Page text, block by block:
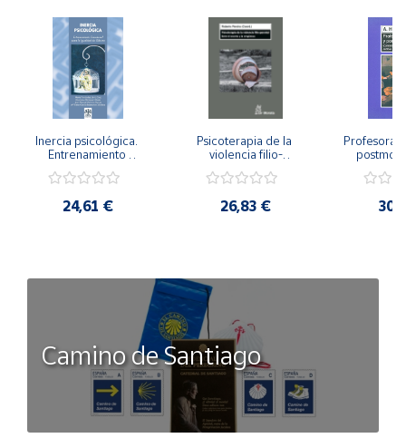
Inercia psicológica.
Entrenamiento
Igualdad de Género.
24,61 €
Psicoterapia de la
violencia filio-
secreto y la
26,83 €
Camino de Santiago